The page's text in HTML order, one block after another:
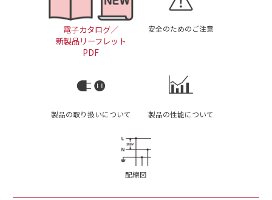
電子カタログ／
新製品リーフレット
PDF
安全のためのご注意
製品の取り扱いについて 製品の性能について
配線図